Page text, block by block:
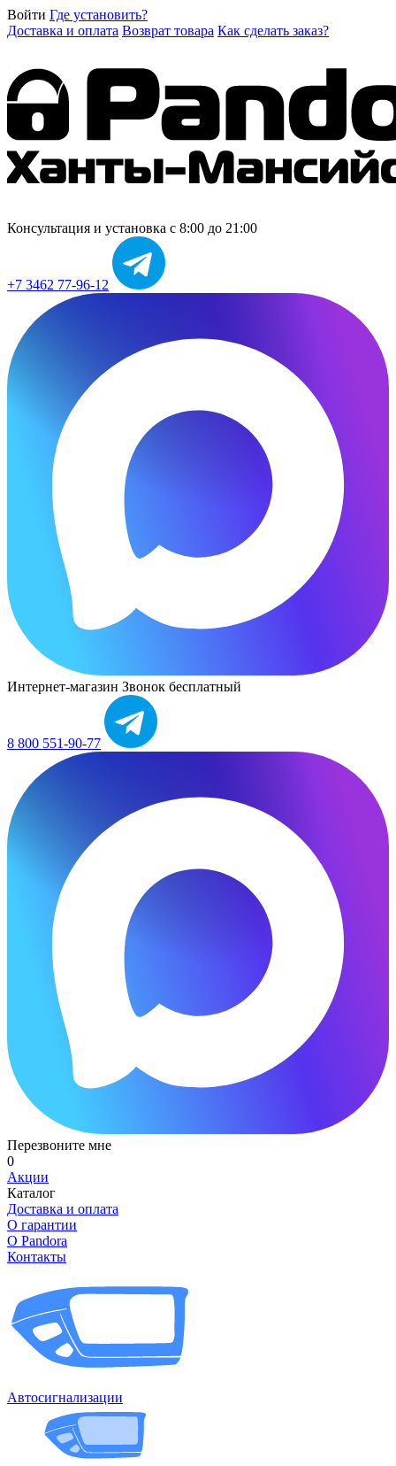
Войти Где установить?
Доставка и оплата Возврат товара Как сделать заказ?
Консультация и установка с 8:00 до 21:00
+7 3462 77-96-12
Интернет-магазин Звонок бесплатный
8 800 551-90-77
Перезвоните мне
0
Акции
Каталог
Доставка и оплата
О гарантии
О Pandora
Контакты
Автосигнализации